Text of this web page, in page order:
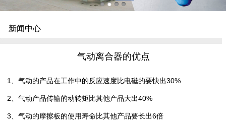
新闻中心
气动离合器的优点
1、气动的产品在工作中的反应速度比电磁的要快出30%
2、气动产品传输的动转矩比其他产品大出40%
3、气动的摩擦板的使用寿命比其他产品要长出6倍